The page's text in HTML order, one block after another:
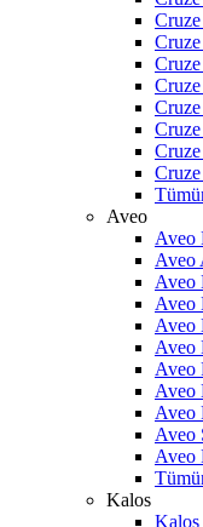
Aveo
Aveo
Aveo
Aveo
Aveo
Aveo
Aveo
Aveo
Aveo
Aveo
Aveo
Aveo
Kalos
Kalos